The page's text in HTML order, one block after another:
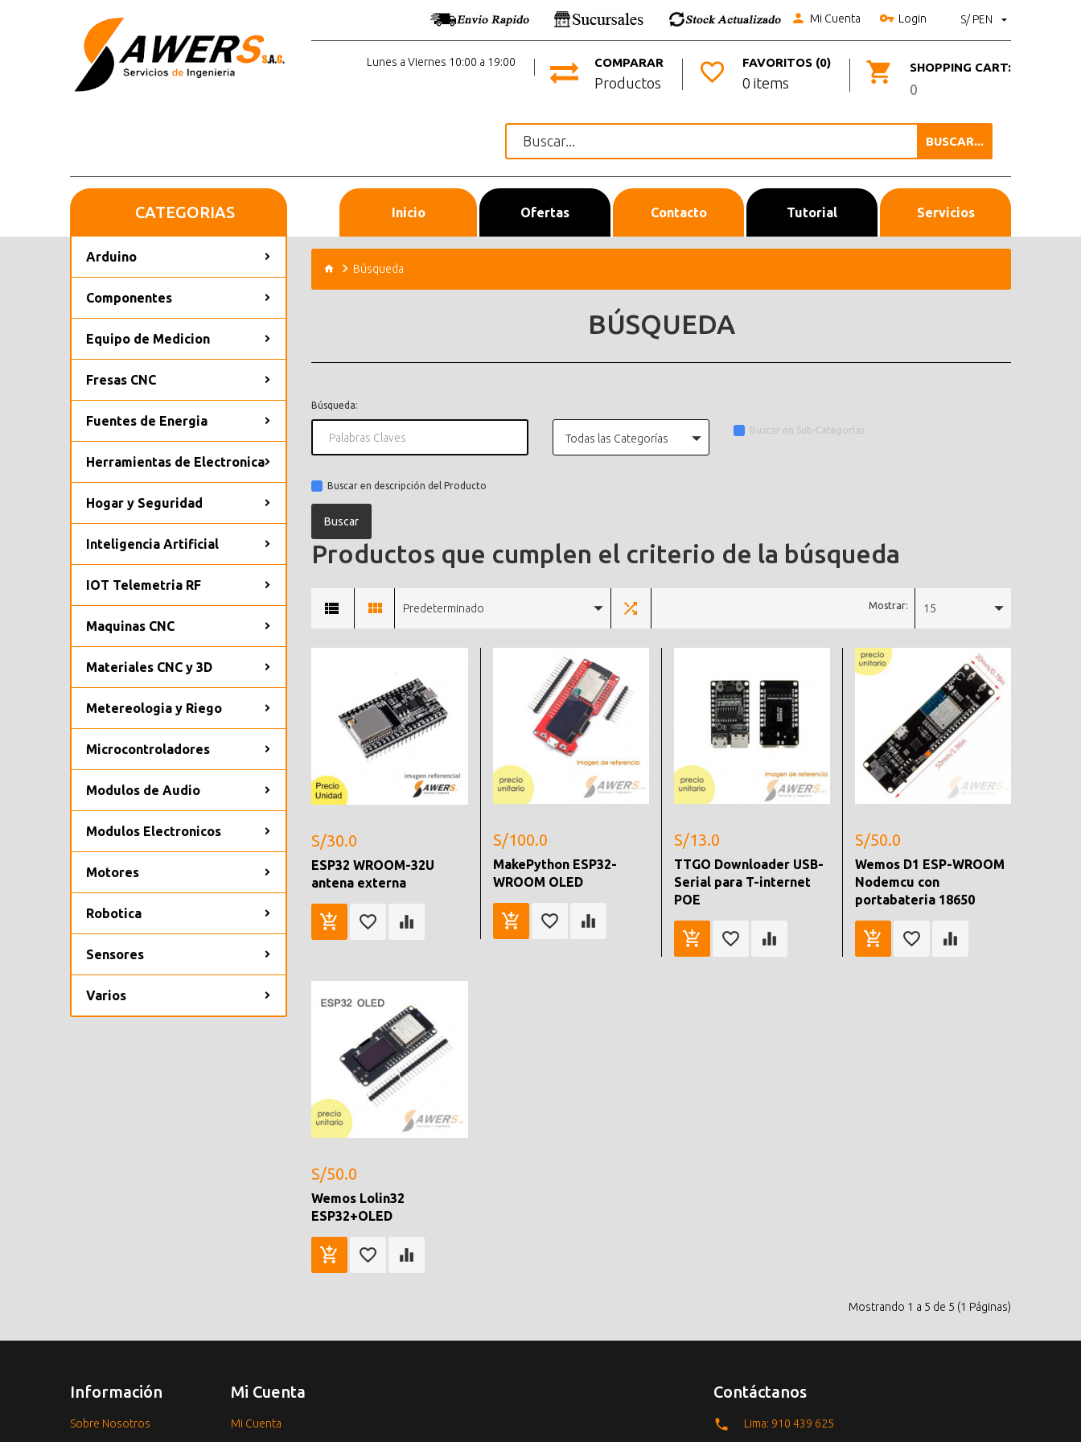
S/ PEN
Mi Cuenta Login
SHOPPING CART:
0
FAVORITOS (0)
0 items
COMPARAR
Productos
Lunes a Viernes 10:00 a 19:00
BUSCAR...
Inicio Ofertas Contacto Tutorial Servicios
CATEGORIAS
Arduino
Componentes
Equipo de Medicion
Fresas CNC
Fuentes de Energia
Herramientas de Electronica
Hogar y Seguridad
Inteligencia Artificial
IOT Telemetria RF
Maquinas CNC
Materiales CNC y 3D
Metereologia y Riego
Microcontroladores
Modulos de Audio
Modulos Electronicos
Motores
Robotica
Sensores
Varios
Búsqueda
BÚSQUEDA
Búsqueda:
Todas las Categorías
Buscar en Sub-Categorías
Buscar en descripción del Producto
Productos que cumplen el criterio de la búsqueda
Predeterminado Mostrar: 15
S/30.0
ESP32 WROOM-32U
antena externa
S/100.0
MakePython ESP32-
WROOM OLED
S/13.0
TTGO Downloader USB-
Serial para T-internet
POE
S/50.0
Wemos D1 ESP-WROOM
Nodemcu con
portabateria 18650
S/50.0
Wemos Lolin32
ESP32+OLED
Mostrando 1 a 5 de 5 (1 Páginas)
Información
Sobre Nosotros
Mi Cuenta
Mi Cuenta
Contáctanos
Lima: 910 439 625